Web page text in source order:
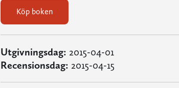
Köp boken
Utgivningsdag: 2015-04-01
Recensionsdag: 2015-04-15